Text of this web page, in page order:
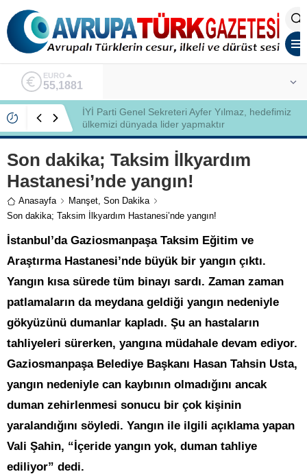
ALTIN
6.660,55
İYİ Partili Ayfer Yılmaz, Özlem Kardeş Sancar’a
gündemi değerlendirdi
Son dakika; Taksim İlkyardım
Hastanesi’nde yangın!
Anasayfa Manşet, Son Dakika
Son dakika; Taksim İlkyardım Hastanesi’nde yangın!
İstanbul’da Gaziosmanpaşa Taksim Eğitim ve
Araştırma Hastanesi’nde büyük bir yangın çıktı.
Yangın kısa sürede tüm binayı sardı. Zaman zaman
patlamaların da meydana geldiği yangın nedeniyle
gökyüzünü dumanlar kapladı. Şu an hastaların
tahliyeleri sürerken, yangına müdahale devam ediyor.
Gaziosmanpaşa Belediye Başkanı Hasan Tahsin Usta,
yangın nedeniyle can kaybının olmadığını ancak
duman zehirlenmesi sonucu bir çok kişinin
yaralandığını söyledi. Yangın ile ilgili açıklama yapan
Vali Şahin, “İçeride yangın yok, duman tahliye
ediliyor” dedi.